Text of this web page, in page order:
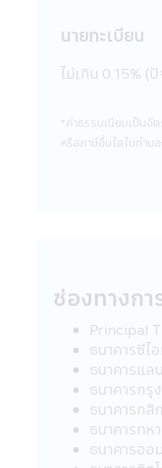
ตรวจสอบข้อมูล
บริการซื้อสินค้า
จัดการไม่เกี่ยวข้
บริการ หรือกา
บริการ หรือการ
นั้น
ตลาดหลักทรัพย์
ยังมิได้สำรวจถึง
ของบริษัทนั้นๆ
รับประกันควา
กล่าว และ รับผิ
เกิดขึ้น
22. ผู้ลงทุนคว
หน่วยลงทุนเป็
สำนักงานคณะก
นายทะเบียน
ไม่เกิน 0.15% (
*ค่าธรรมเนียมเป็นอั
หรือภาษีอื่นใดในทําน
ช่องทางก
Principal
ธนาคารซีไ
ธนาคารแล
ธนาคารกรุ
ธนาคารกสิ
ธนาคารทห
ธนาคารออ